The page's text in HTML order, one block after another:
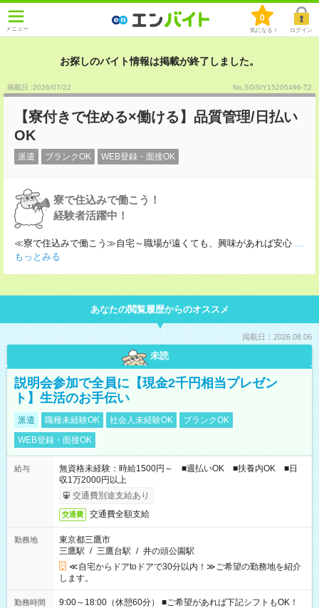
メニュー
0
気になる！ ログイン
お探しのバイト情報は掲載が終了しました。
掲載日 :2026/07/22 No.SGSIY15205496-T2
【寮付きで住める×働ける】品質管理/日払い
OK
派遣 ブランクOK WEB登録・面接OK
寮で住込みで働こう！
経験者活躍中！
≪寮で住込みで働こう≫自宅～職場が遠くても、興味があれば安心 ...
もっとみる
あなたの閲覧履歴からのオススメ
掲載日：2026.08.06
未読
説明会参加で全員に【現金2千円相当プレゼン
ト】生活のお手伝い
派遣 職種未経験OK 社会人未経験OK
ブランクOK
WEB登録・面接OK
給与
無資格未経験：時給1500円～ ■週払いOK ■扶養内OK ■日
収1万2000円以上
交通費別途支給あり
交通費 交通費全額支給
勤務地
東京都三鷹市
三鷹駅 / 三鷹台駅 / 井の頭公園駅
≪自宅からドアtoドアで30分以内！≫ご希望の勤務地を紹介
します。
勤務時間
9:00～18:00（休憩60分） ■ご希望があれば下記シフトもOK！